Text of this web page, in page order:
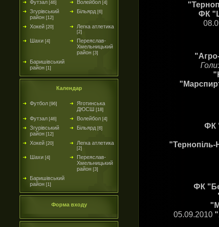
Футзал [46] Волейбол [4]
Згурівський
район [12]
Більярд [6]
Хокей [20] Легка атлетика
[2]
Шахи [4]
Переяслав-
Хмельницький
район [3]
Баришівський
район [1]
Календар
Футбол [96]
Яготинська
ДЮСШ [18]
Футзал [46] Волейбол [4]
Згурівський
район [12]
Більярд [6]
Хокей [20] Легка атлетика
[2]
Шахи [4]
Переяслав-
Хмельницький
район [3]
Баришівський
район [1]
Форма входу
ФК
ФК
"Тернопіль-
ФК
05.09.2010